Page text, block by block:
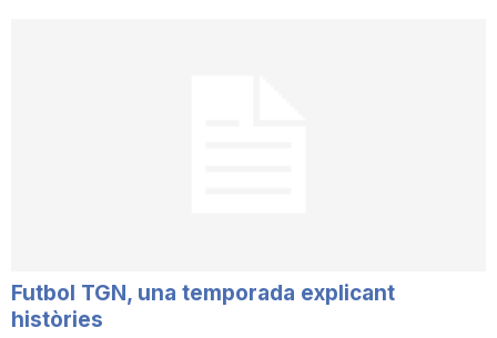
u
Futbol TGN, una temporada explicant
històries